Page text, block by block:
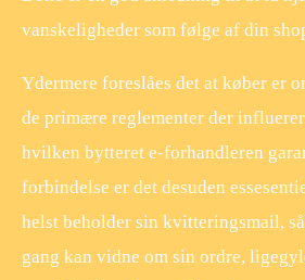
vanskeligheder som følge af din
Ydermere foreslåes det at køber er
de primære reglementer der
hvilken bytteret e-forhandleren
forbindelse er det desuden
helst beholder sin kvitteringsmail,
gang kan vidne om sin ordre,